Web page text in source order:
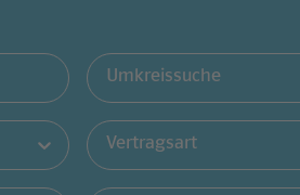
Umkreissuche
Vertragsart